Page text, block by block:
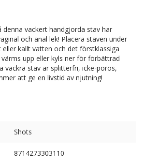
denna vackert handgjorda stav har
och anal lek! Placera staven under
kallt vatten och det förstklassiga
upp eller kyls ner för förbättrad
vackra stav är splitterfri, icke-porös,
att ge en livstid av njutning!
Shots
8714273303110